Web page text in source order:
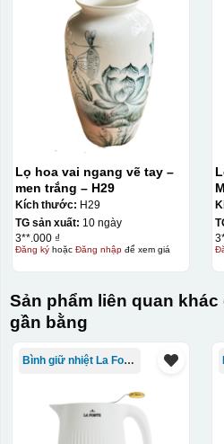
giấy đặc biệt, và kích thước
sản phẩm, để khi dán không
Decal được in xong, sẽ
Lọ hoa vai ngang vẽ tay –
men trắng – H29
Kích thước: H29
TG sản xuất: 10 ngày
3**.000 ₫
Đăng kýhoặc Đăng nhậpđể xem giá
Sản phẩm liên quan
gần bằng
Bình giữ nhiệt La Fonte